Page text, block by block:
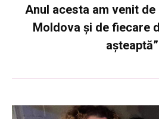
Anul acesta am venit
Moldova și de fiecare